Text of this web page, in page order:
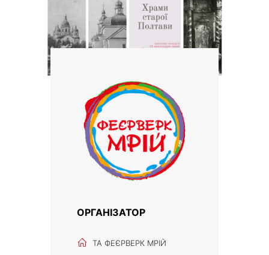
ОРГАНІЗАТОР
ТА ФЕЄРВЕРК МРІЙ